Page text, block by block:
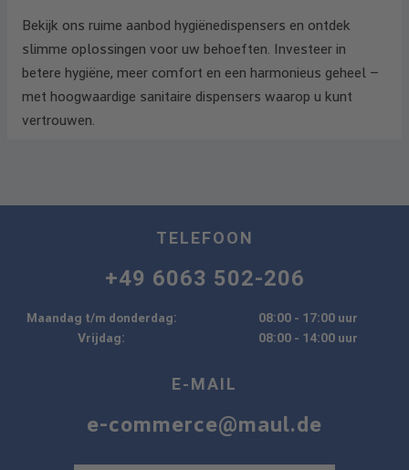
Bekijk ons ruime aanbod hygiënedispensers en ontdek
slimme oplossingen voor uw behoeften. Investeer in
betere hygiëne, meer comfort en een harmonieus geheel –
met hoogwaardige sanitaire dispensers waarop u kunt
vertrouwen.
TELEFOON
+49 6063 502-206
Maandag t/m donderdag:
08:00 - 17:00 uur
Vrijdag:
08:00 - 14:00 uur
E-MAIL
e-commerce@maul.de